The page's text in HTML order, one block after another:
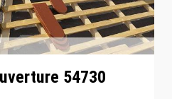
54730